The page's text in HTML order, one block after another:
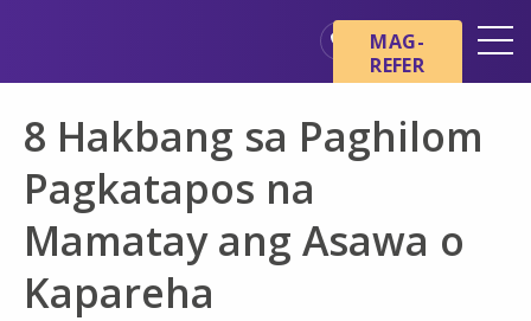
Mga Pangunahing Kaalaman
tungkol sa Hospice
Ang aming mga Serbisyo
Healthcare Professionals
Pamilya at Mga Tagapag-
MAG-
REFER
8 Hakbang sa Paghilom
Pagkatapos na
Mamatay ang Asawa o
Kapareha